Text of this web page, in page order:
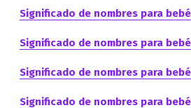
Significado de nombres para
Significado de nombres para
Significado de nombres para
Significado de nombres para